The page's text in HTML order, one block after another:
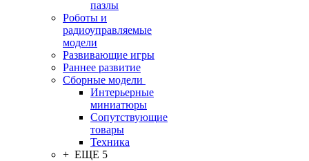
пазлы
Роботы и
радиоуправляемые
модели
Развивающие игры
Раннее развитие
Сборные модели
Интерьерные
миниатюры
Сопутствующие
товары
Техника
+ ЕЩЕ 5